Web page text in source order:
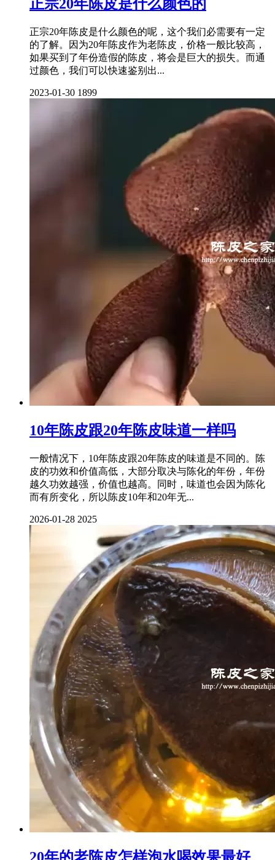
正宗20年陈皮是什么颜色的
正宗20年陈皮是什么颜色的呢，这个我们必需要有一定
的了解。因为20年陈皮作为老陈皮，价格一般比较高，
如果买到了年份造假的陈皮，将会是巨大的损失。而通
过颜色，我们可以快速鉴别出...
2023-01-30 1899
10年陈皮跟20年陈皮味道一样吗
一般情况下，10年陈皮跟20年陈皮的味道是不同的。陈
皮的功效和价值高低，大部分取决与陈化的年份，年份
越久功效越强，价值也越高。同时，味道也会因为陈化
而有所变化，所以陈皮10年和20年无...
2026-01-28 2025